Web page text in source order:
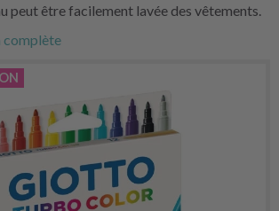
peut être facilement lavée des vêtements.
complète